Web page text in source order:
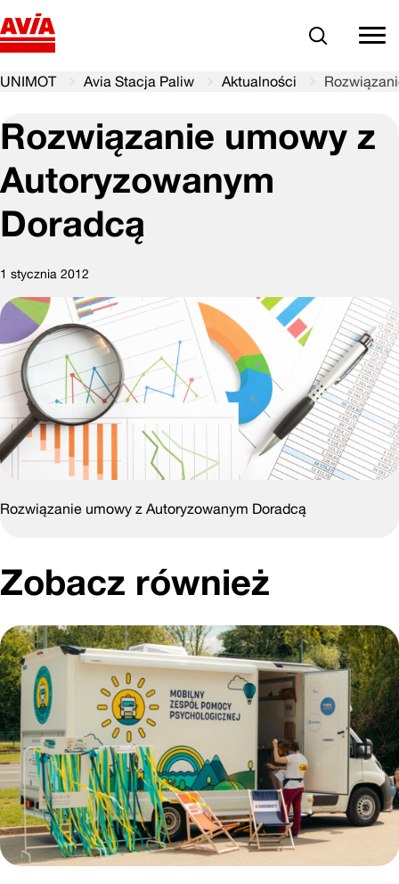
Szukaj
UNIMOT Avia Stacja Paliw Aktualności
Rozwiązanie umowy z
Autoryzowanym
Doradcą
1 stycznia 2012
Rozwiązanie umowy z Autoryzowanym Doradcą
Zobacz również